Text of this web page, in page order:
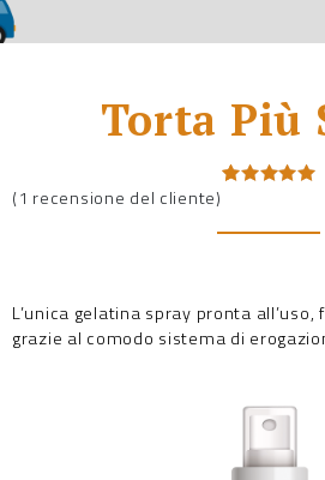
Torta Più
su base
(1 recensione del cliente)
L’unica gelatina spray pronta
grazie al comodo sistema di